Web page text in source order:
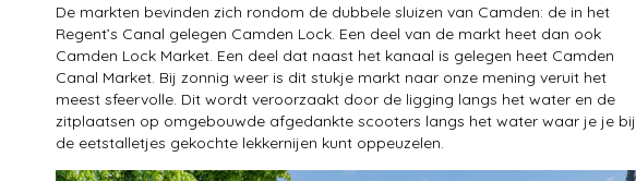
De markten bevinden zich rondom de dubbele sluizen van Camden: de in het
Regent’s Canal gelegen Camden Lock. Een deel van de markt heet dan ook
Camden Lock Market. Een deel dat naast het kanaal is gelegen heet Camden
Canal Market. Bij zonnig weer is dit stukje markt naar onze mening veruit het
meest sfeervolle. Dit wordt veroorzaakt door de ligging langs het water en de
zitplaatsen op omgebouwde afgedankte scooters langs het water waar je je bij
de eetstalletjes gekochte lekkernijen kunt oppeuzelen.